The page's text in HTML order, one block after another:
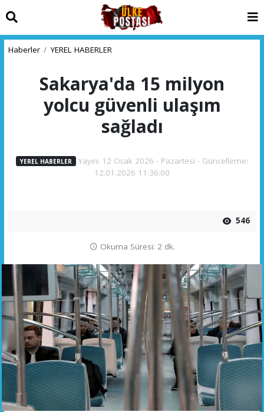
Haberler YEREL HABERLER
Sakarya'da 15 milyon
yolcu güvenli ulaşım
sağladı
YEREL HABERLER Yayın: 12 Ocak 2026 - Pazartesi - Güncelleme:
12.01.2026 11:36:00
546
Okuma Süresi: 2 dk.